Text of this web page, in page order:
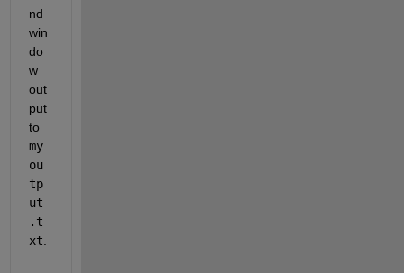
nd
win
do
w
out
put
my
ou
tp
ut
.t
xt